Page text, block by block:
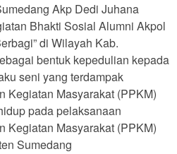
Akp Dedi Juhana
Bhakti Sosial Alumni Akpol
di Wilayah Kab.
bentuk kepedulian kepada
seni yang terdampak
Kegiatan Masyarakat (PPKM)
pada pelaksanaan
Kegiatan Masyarakat (PPKM)
Sumedang